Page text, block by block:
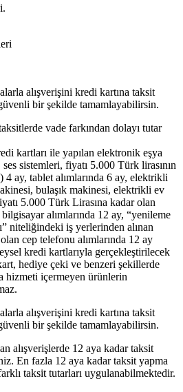
alışverişini kredi kartına taksit
bir şekilde tamamlayabilirsin.
vade farkından dolayı tutar
kartları ile yapılan elektronik eşya
sistemleri, fiyatı 5.000 Türk lirasının
ay, tablet alımlarında 6 ay, elektrikli
bulaşık makinesi, elektrikli ev
5.000 Türk Lirasına kadar olan
alımlarında 12 ay, “yenileme
niteliğindeki iş yerlerinden alınan
cep telefonu alımlarında 12 ay
kredi kartlarıyla gerçekleştirilecek
hediye çeki ve benzeri şekillerde
hizmeti içermeyen ürünlerin
alışverişini kredi kartına taksit
bir şekilde tamamlayabilirsin.
alışverişlerde 12 aya kadar taksit
En fazla 12 aya kadar taksit yapma
taksit tutarları uygulanabilmektedir.